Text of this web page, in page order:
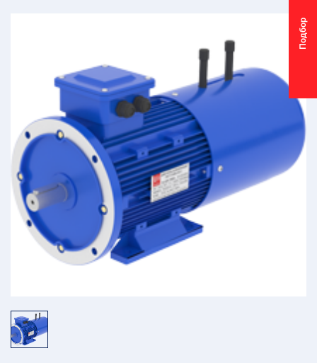
П
о
д
б
о
р
м
о
т
о
р
-
р
е
д
у
к
т
о
р